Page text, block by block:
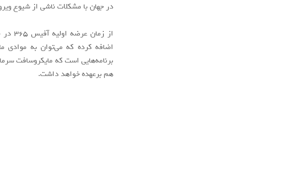
در جهان با مشکلات ناشی از شیوع
اضافه کرده که می‌توان به موادی
هم برعهده خواهد داشت.